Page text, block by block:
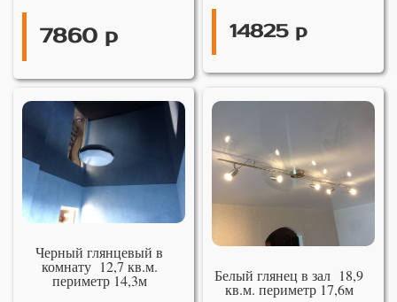
7860 р 14825 р
Черный глянцевый в
комнату 12,7 кв.м.
периметр 14,3м Белый глянец в зал 18,9
кв.м. периметр 17,6м